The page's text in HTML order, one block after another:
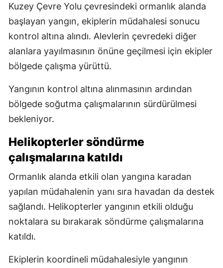
Kuzey Çevre Yolu çevresindeki ormanlık alanda
başlayan yangın, ekiplerin müdahalesi sonucu
kontrol altına alındı. Alevlerin çevredeki diğer
alanlara yayılmasının önüne geçilmesi için ekipler
bölgede çalışma yürüttü.
Yangının kontrol altına alınmasının ardından
bölgede soğutma çalışmalarının sürdürülmesi
bekleniyor.
Helikopterler söndürme
çalışmalarına katıldı
Ormanlık alanda etkili olan yangına karadan
yapılan müdahalenin yanı sıra havadan da destek
sağlandı. Helikopterler yangının etkili olduğu
noktalara su bırakarak söndürme çalışmalarına
katıldı.
Ekiplerin koordineli müdahalesiyle yangının